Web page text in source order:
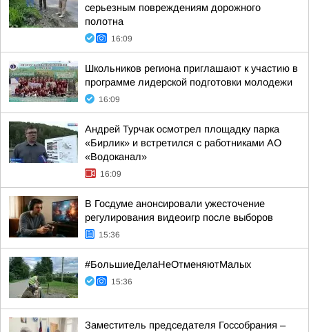
серьезным повреждениям дорожного
полотна
16:09
Школьников региона приглашают к участию в
программе лидерской подготовки молодежи
16:09
Андрей Турчак осмотрел площадку парка
«Бирлик» и встретился с работниками АО
«Водоканал»
16:09
В Госдуме анонсировали ужесточение
регулирования видеоигр после выборов
15:36
#БольшиеДелаНеОтменяютМалых
15:36
Заместитель председателя Госсобрания –